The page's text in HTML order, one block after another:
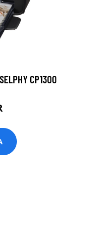
CP1300